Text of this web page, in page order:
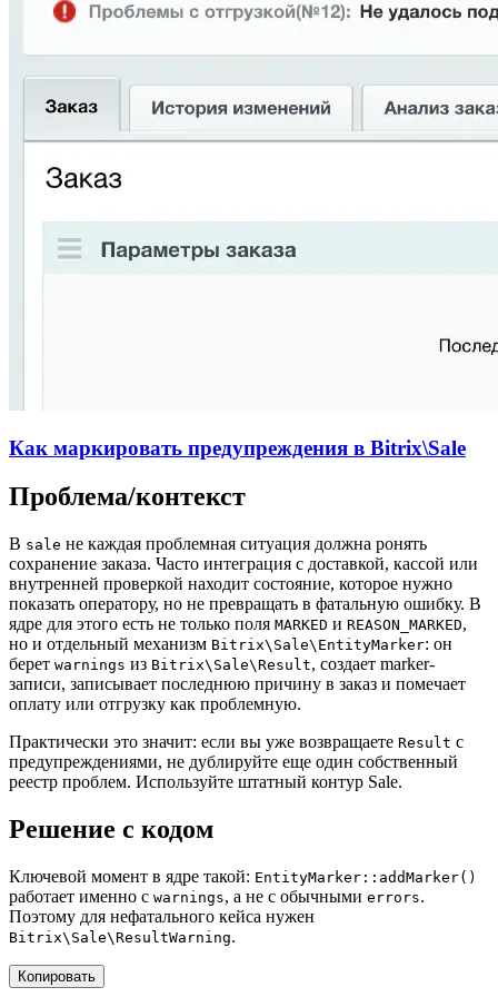
Как маркировать предупреждения в Bitrix\Sale
Проблема/контекст
В sale не каждая проблемная ситуация должна ронять
сохранение заказа. Часто интеграция с доставкой, кассой или
внутренней проверкой находит состояние, которое нужно
показать оператору, но не превращать в фатальную ошибку. В
ядре для этого есть не только поля MARKED и REASON_MARKED,
но и отдельный механизм Bitrix\Sale\EntityMarker: он
берет warnings из Bitrix\Sale\Result, создает marker-
записи, записывает последнюю причину в заказ и помечает
оплату или отгрузку как проблемную.
Практически это значит: если вы уже возвращаете Result с
предупреждениями, не дублируйте еще один собственный
реестр проблем. Используйте штатный контур Sale.
Решение с кодом
Ключевой момент в ядре такой: EntityMarker::addMarker()
работает именно с warnings, а не с обычными errors.
Поэтому для нефатального кейса нужен
Bitrix\Sale\ResultWarning.
Копировать